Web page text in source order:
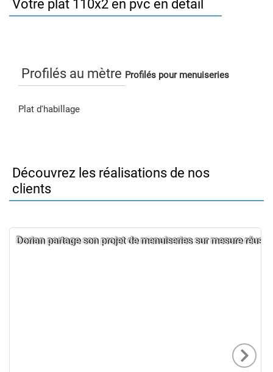
Votre plat 110x2 en pvc en détail
Profilés au mètre Profilés pour menuiseries
Plat d'habillage
Découvrez les réalisations de nos
clients
Dorian partage son projet de menuiseries sur mesure réussi